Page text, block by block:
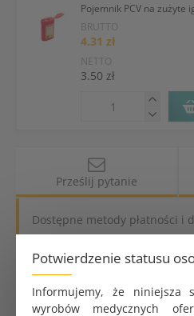
Potwierdzenie statusu
Informujemy, że niniejsza
wyrobów medycznych
Pojemnik PCV na zużyte
BRUTTO
4.31 zł
NETTO
3.50 zł
Prześlij pytanie
Dostępne metody płatności i
Kurier za granicę
Dlaczego ALBISPRO.com?